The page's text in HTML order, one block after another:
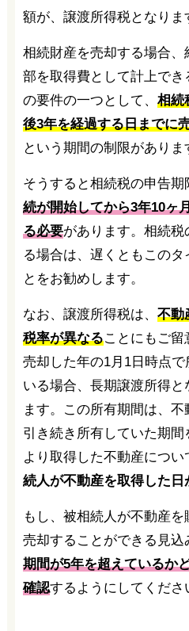
額が、譲渡所得税となりま
相続財産を売却する場合
部を取得費として計上で
の要件の一つとして、 相続
後3年を経過する日までに
という期間の制限がありま
そうすると相続税の申告期
続が開始してから3年10ヶ
る必要があります。相続
る場合は、遅くともこのタ
とをお勧めします。
なお、譲渡所得税は、 不動
税率が異なることにもご留
売却した年の1月1日時点
いる場合、長期譲渡所得と
ます。この所有期間は、
引き続き所有していた期
より取得した不動産につい
続人が不動産を取得した日
もし、被相続人が不動産を
売却することができる見込
期間が5年を超えているか
確認するようにしてくださ